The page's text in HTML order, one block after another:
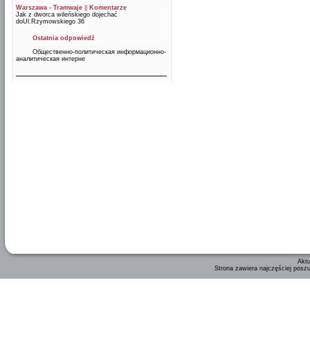
Warszawa - Tramwaje
Komentarze
Jak z dworca wileńskiego dojechać
doUl.Rzymowskiego 36
Ostatnia odpowiedź
Общественно-политическая информационно-
аналитическая интерне
Strona zawiera najczęściej